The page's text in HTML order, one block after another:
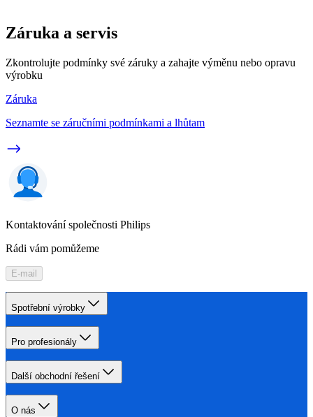
Záruka a servis
Zkontrolujte podmínky své záruky a zahajte výměnu nebo opravu
výrobku
Záruka
Seznamte se záručními podmínkami a lhůtam
Kontaktování společnosti Philips
Rádi vám pomůžeme
E-mail
Spotřební výrobky
Pro profesionály
Další obchodní řešení
O nás